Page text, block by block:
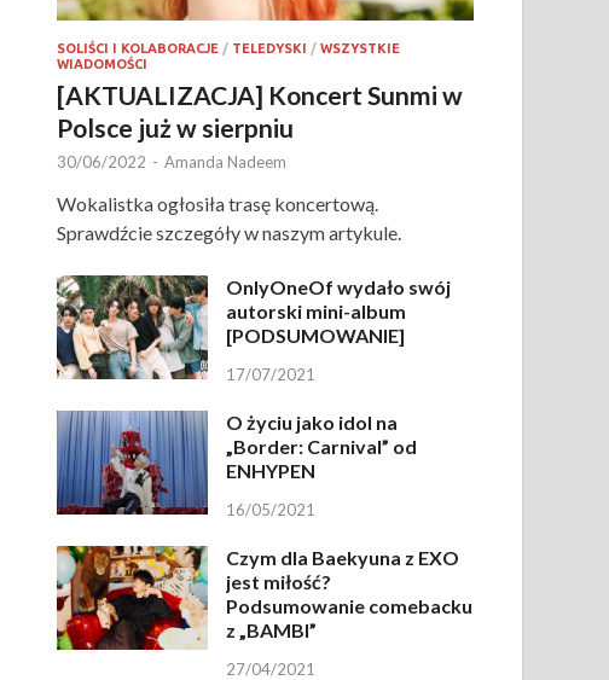
SOLIŚCI I KOLABORACJE / TELEDYSKI /WSZYSTKIE
WIADOMOŚCI
[AKTUALIZACJA] Koncert Sunmi w
Polsce już w sierpniu
30/06/2022 - Amanda Nadeem
Wokalistka ogłosiła trasę koncertową.
Sprawdźcie szczegóły w naszym artykule.
OnlyOneOf wydało swój
autorski mini-album
[PODSUMOWANIE]
17/07/2021
O życiu jako idol na
„Border: Carnival” od
ENHYPEN
16/05/2021
Czym dla Baekyuna z EXO
jest miłość?
Podsumowanie comebacku
z „BAMBI”
27/04/2021